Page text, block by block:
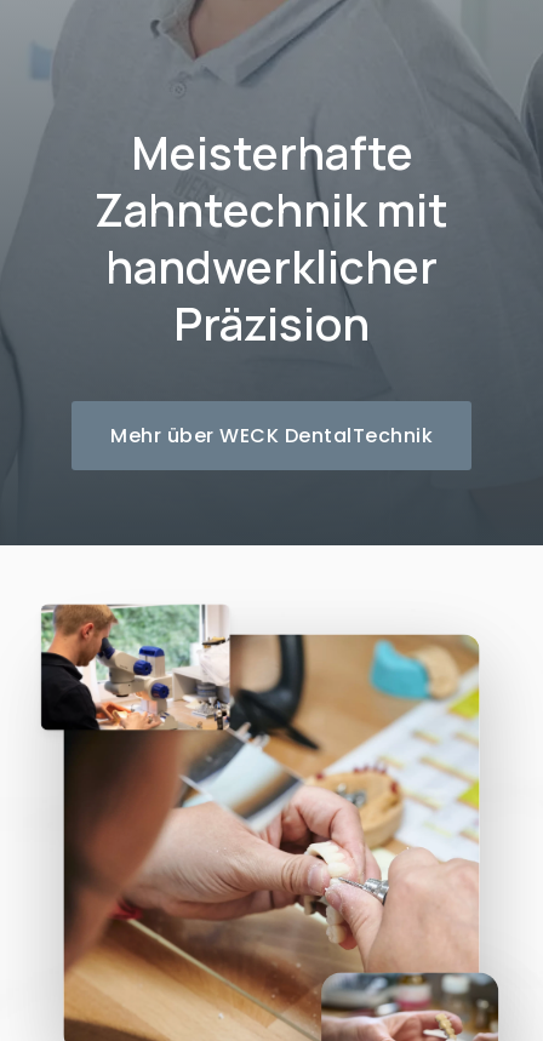
Meisterhafte
Zahntechnik mit
handwerklicher
Präzision
Mehr über WECK DentalTechnik